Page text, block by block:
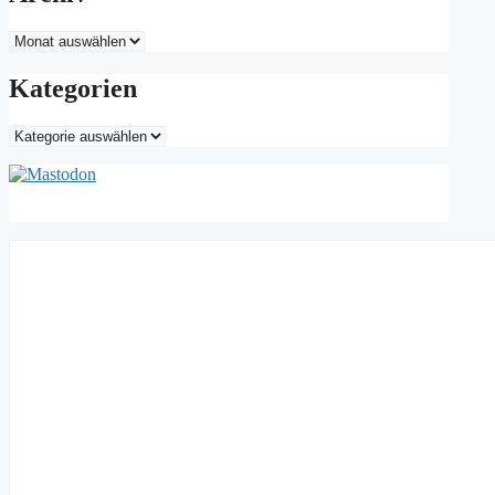
Archiv
Kategorien
Kategorien